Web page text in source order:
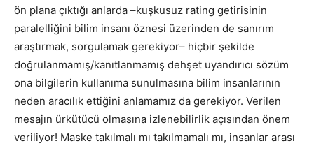
ön plana çıktığı anlarda –kuşkusuz rating getirisinin
paralelliğini bilim insanı öznesi üzerinden de sanırım
araştırmak, sorgulamak gerekiyor– hiçbir şekilde
doğrulanmamış/kanıtlanmamış dehşet uyandırıcı sözüm
ona bilgilerin kullanıma sunulmasına bilim insanlarının
neden aracılık ettiğini anlamamız da gerekiyor. Verilen
mesajın ürkütücü olmasına izlenebilirlik açısından önem
veriliyor! Maske takılmalı mı takılmamalı mı, insanlar arası